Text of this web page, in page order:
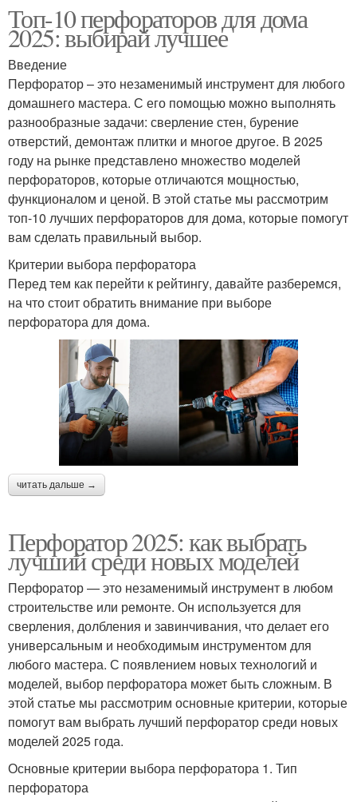
Топ-10 перфораторов для дома
2025: выбирай лучшее
Введение
Перфоратор – это незаменимый инструмент для любого
домашнего мастера. С его помощью можно выполнять
разнообразные задачи: сверление стен, бурение
отверстий, демонтаж плитки и многое другое. В 2025
году на рынке представлено множество моделей
перфораторов, которые отличаются мощностью,
функционалом и ценой. В этой статье мы рассмотрим
топ-10 лучших перфораторов для дома, которые помогут
вам сделать правильный выбор.
Критерии выбора перфоратора
Перед тем как перейти к рейтингу, давайте разберемся,
на что стоит обратить внимание при выборе
перфоратора для дома.
читать дальше →
Перфоратор 2025: как выбрать
лучший среди новых моделей
Перфоратор — это незаменимый инструмент в любом
строительстве или ремонте. Он используется для
сверления, долбления и завинчивания, что делает его
универсальным и необходимым инструментом для
любого мастера. С появлением новых технологий и
моделей, выбор перфоратора может быть сложным. В
этой статье мы рассмотрим основные критерии, которые
помогут вам выбрать лучший перфоратор среди новых
моделей 2025 года.
Основные критерии выбора перфоратора 1. Тип
перфоратора